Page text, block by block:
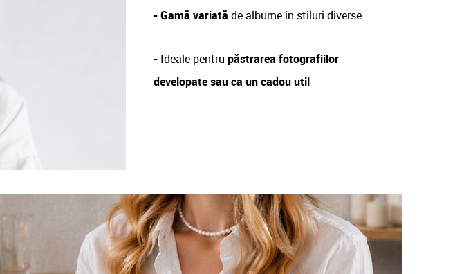
- Gamă variată de albume în stiluri diverse
-Ideale pentru păstrarea fotografiilor
developate sau ca un cadou util